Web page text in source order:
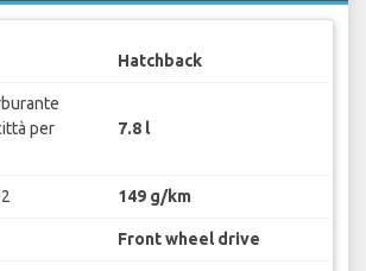
Hatchback
per
7.8 l
149 g/km
Front wheel drive